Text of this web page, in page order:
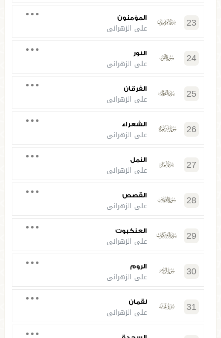
23 المؤمنون
علي الزهراني
24 النور
علي الزهراني
25 الفرقان
علي الزهراني
26 الشعراء
علي الزهراني
27 النمل
علي الزهراني
28 القصص
علي الزهراني
29 العنكبوت
علي الزهراني
30 الروم
علي الزهراني
31 لقمان
علي الزهراني